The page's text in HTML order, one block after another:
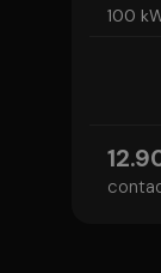
100